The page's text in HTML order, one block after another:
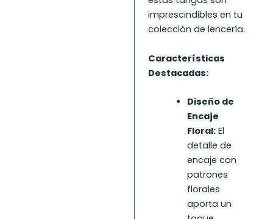
imprescindibles en tu
colección de lencería.
Características
Destacadas:
Diseño de
Encaje
Floral:El
detalle de
encaje con
patrones
florales
aporta un